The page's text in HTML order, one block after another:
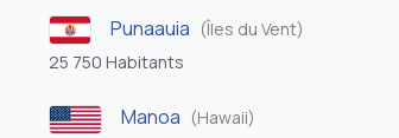
Punaauia (Îles du Vent)
25 750 Habitants
Manoa (Hawaii)